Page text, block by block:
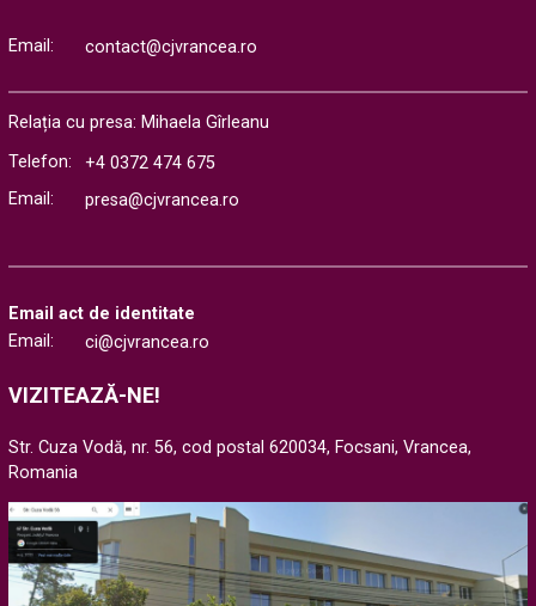
Email: contact@cjvrancea.ro
Relația cu presa: Mihaela Gîrleanu
Telefon:
+4 0372 474 675
Email:
presa@cjvrancea.ro
Email act de identitate
Email:
ci@cjvrancea.ro
VIZITEAZĂ-NE!
Str. Cuza Vodă, nr. 56, cod postal 620034, Focsani, Vrancea,
Romania